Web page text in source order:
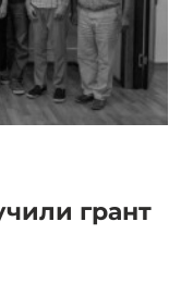
грант